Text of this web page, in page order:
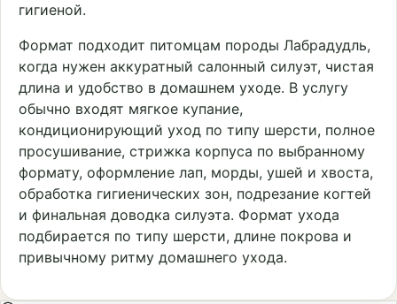
гигиеной.
Формат подходит питомцам породы Лабрадудль,
когда нужен аккуратный салонный силуэт, чистая
длина и удобство в домашнем уходе. В услугу
обычно входят мягкое купание,
кондиционирующий уход по типу шерсти, полное
просушивание, стрижка корпуса по выбранному
формату, оформление лап, морды, ушей и хвоста,
обработка гигиенических зон, подрезание когтей
и финальная доводка силуэта. Формат ухода
подбирается по типу шерсти, длине покрова и
привычному ритму домашнего ухода.